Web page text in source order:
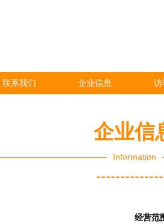
联系我们 企业信息 访
企业信
Information
经营范